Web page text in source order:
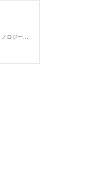
PlayStation5のゲーム体験を実現するテクノロジーや機能はそのままに、小型化を実現した新モデルのPS5(model group - slim)です。 Ultra HD Blu-rayディスクドライブは着脱可能となり、本体内蔵のSSDストレージは1TBになります。